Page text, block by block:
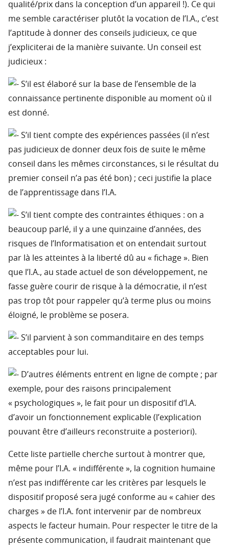
qualité/prix dans la conception d’un appareil !). Ce qui
me semble caractériser plutôt la vocation de l’I.A., c’est
l’aptitude à donner des conseils judicieux, ce que
j’expliciterai de la manière suivante. Un conseil est
judicieux :
S’il est élaboré sur la base de l’ensemble de la
connaissance pertinente disponible au moment où il
est donné.
S’il tient compte des expériences passées (il n’est
pas judicieux de donner deux fois de suite le même
conseil dans les mêmes circonstances, si le résultat du
premier conseil n’a pas été bon) ; ceci justifie la place
de l’apprentissage dans l’I.A.
S’il tient compte des contraintes éthiques : on a
beaucoup parlé, il y a une quinzaine d’années, des
risques de l’Informatisation et on entendait surtout
par là les atteintes à la liberté dû au « fichage ». Bien
que l’I.A., au stade actuel de son développement, ne
fasse guère courir de risque à la démocratie, il n’est
pas trop tôt pour rappeler qu’à terme plus ou moins
éloigné, le problème se posera.
S’il parvient à son commanditaire en des temps
acceptables pour lui.
D’autres éléments entrent en ligne de compte ; par
exemple, pour des raisons principalement
« psychologiques », le fait pour un dispositif d’I.A.
d’avoir un fonctionnement explicable (l’explication
pouvant être d’ailleurs reconstruite a posteriori).
Cette liste partielle cherche surtout à montrer que,
même pour l’I.A. « indifférente », la cognition humaine
n’est pas indifférente car les critères par lesquels le
dispositif proposé sera jugé conforme au « cahier des
charges » de l’I.A. font intervenir par de nombreux
aspects le facteur humain. Pour respecter le titre de la
présente communication, il faudrait maintenant que